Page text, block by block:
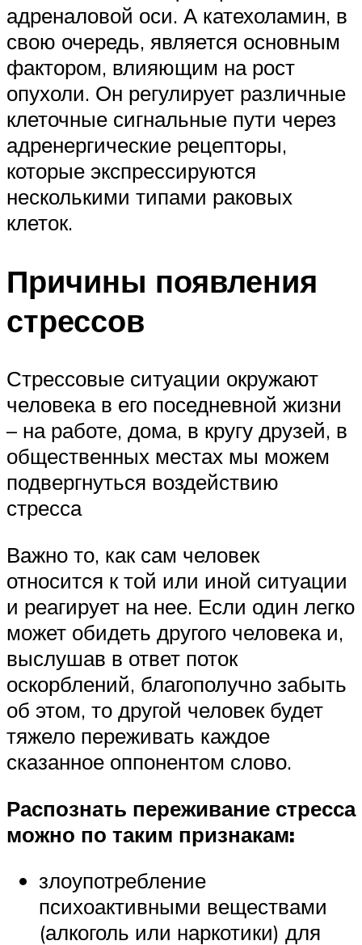
адреналовой оси. А катехоламин, в
свою очередь, является основным
фактором, влияющим на рост
опухоли. Он регулирует различные
клеточные сигнальные пути через
адренергические рецепторы,
которые экспрессируются
несколькими типами раковых
клеток.
Причины появления
стрессов
Стрессовые ситуации окружают
человека в его поседневной жизни
– на работе, дома, в кругу друзей, в
общественных местах мы можем
подвергнуться воздействию
стресса
Важно то, как сам человек
относится к той или иной ситуации
и реагирует на нее. Если один легко
может обидеть другого человека и,
выслушав в ответ поток
оскорблений, благополучно забыть
об этом, то другой человек будет
тяжело переживать каждое
сказанное оппонентом слово.
Распознать переживание стресса
можно по таким признакам:
злоупотребление
психоактивными веществами
(алкоголь или наркотики) для